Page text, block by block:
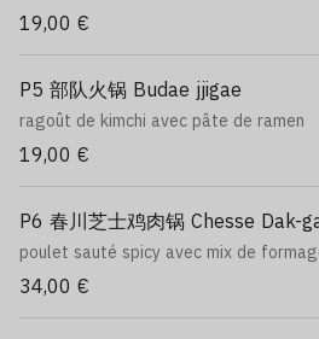
19,00 €
P5 部队火锅 Budae jjigae
ragoût de kimchi avec pâte de ramen
19,00 €
P6 春川芝士鸡肉锅 Chesse Dak-
poulet sauté spicy avec mix de
34,00 €